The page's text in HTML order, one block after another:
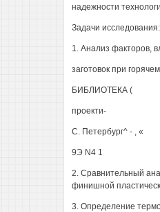
надежности
Задачи исследования:
1. Анализ факторов,
заготовок при
БИБЛИОТЕКА (
проекти-
С. Петербург^ - , «
9Э N4 1
2. Сравнительный
финишной
3. Определение